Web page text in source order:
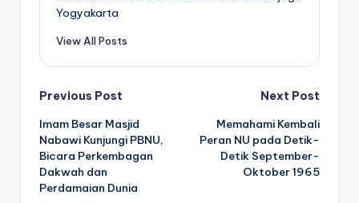
Yogyakarta
View All Posts
Post
navigation
Previous Post
Imam Besar Masjid
Nabawi Kunjungi PBNU,
Bicara Perkembagan
Dakwah dan
Perdamaian Dunia
Next Post
Memahami Kembali
Peran NU pada Detik-
Detik September-
Oktober 1965